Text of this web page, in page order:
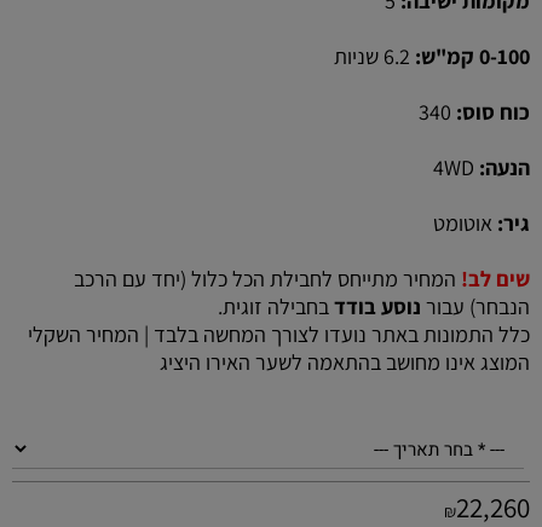
0-100 קמ"ש:
כוח סוס:
הנעה:
גיר: אוטומט
שים לב! המחיר מתייחס לחבילת הכל כלול (יחד עם הרכב
הנבחר) עבור נוסע בודד בחבילה זוגית.
כלל התמונות באתר נועדו לצורך המחשה בלבד | המחיר השקלי
המוצג אינו מחושב בהתאמה לשער האירו היציג
₪22,260